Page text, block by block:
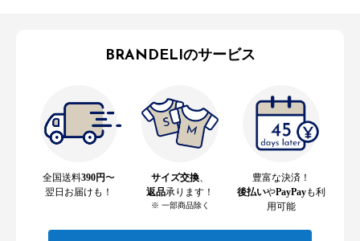
BRANDELIのサービス
全国送料390円〜
翌日お届けも！
サイズ交換
返品承ります！
※ 一部商品除く
豊富な決済！
後払いやPayPayも利
用可能